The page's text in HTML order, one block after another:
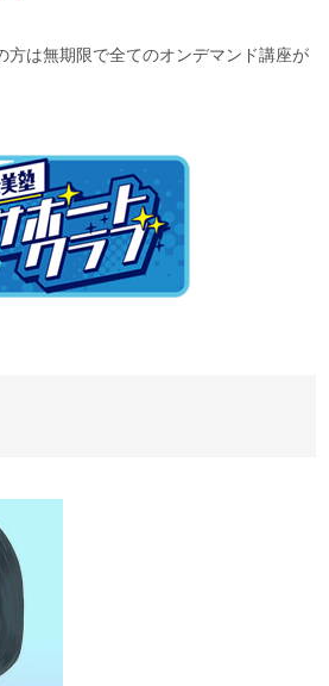
方は無期限で全てのオンデマンド講座が